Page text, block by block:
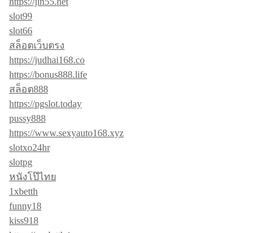
slot99
slot66
สล็อตเว็บตรง
https://judhai168.co
https://bonus888.life
สล็อต888
https://pgslot.today
pussy888
https://www.sexyauto168.xyz
slotxo24hr
slotpg
หนังโป๊ไทย
1xbetth
funny18
kiss918